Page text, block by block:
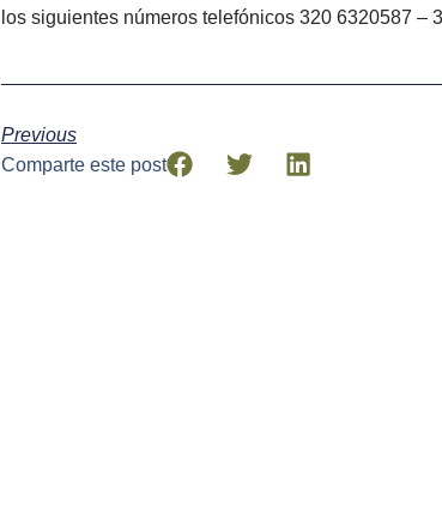
los siguientes números telefónicos 320 6320587 –
Previous
Comparte este post